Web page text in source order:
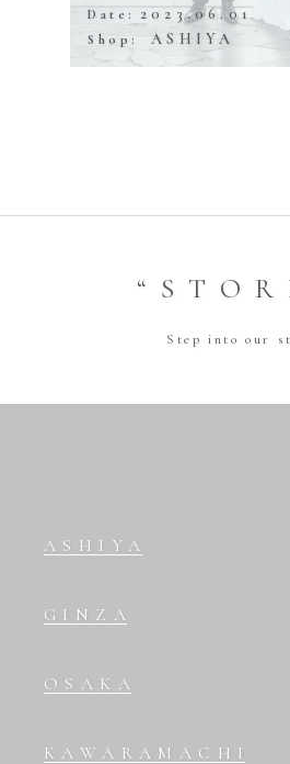
Date: 2023.06.01
Shop: ASHIYA
Step into our
ASHIYA
GINZA
OSAKA
KAWARAMACHI